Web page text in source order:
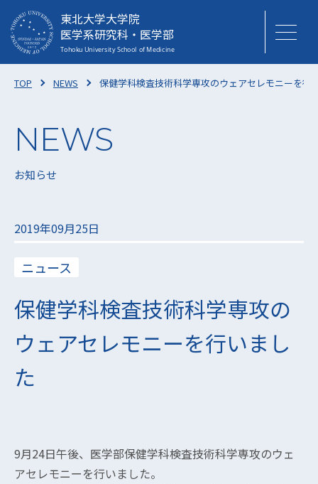
東北大学大学院
医学系研究科・医学部
TOP NEWS 保健学科検査技術科学専攻のウェアセレモニーを行
お知らせ
2019年09月25日
ニュース
保健学科検査技術科学専攻の
ウェアセレモニーを行いまし
た
9月24日午後、医学部保健学科検査技術科学専攻のウェ
アセレモニーを行いました。